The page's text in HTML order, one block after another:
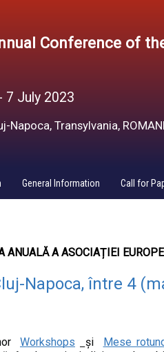
Conference of
7 July 2023
Napoca, Transylvania,
General Information Call for
ANUALĂ A ASOCIAȚIEI
Napoca, între 4
Workshops și Mese